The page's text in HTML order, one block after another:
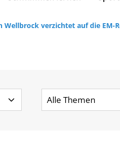
Wellbrock verzichtet auf die EM-